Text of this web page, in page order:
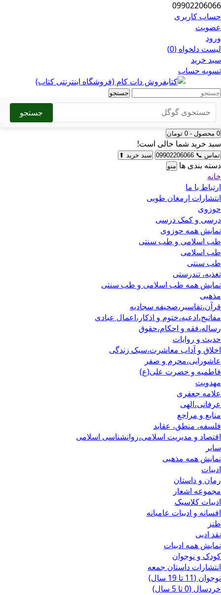
09902206066
حساب کاربری
عضویت
ورود
لیست دلخواه (0)
سبد خرید
تسویه حساب
جستجو
جستجو
0 محصول - 0 تومان
سبد خرید شما خالی است!
تماس 📞
09902206066 سبد خرید ⬆
دسته بندی ها منو
خانه
ارتباط با ما
انتشارات ارمغان طوبی
حوزوی
درسی و کمک درسی
نمایش همه حوزوی
طب اسلامی و طب سنتی
طب اسلامی
طب سنتی
تغذیه، تندرستی
نمایش همه طب اسلامی و طب سنتی
مذهبی
قرآن،تفاسیر،صحیفه سجادیه
مفاتیح،ادعیه،ختوم و اذکار،اعمال عبادی
رساله،فقه و احکام،حقوق
حدیث و روایات
اخلاق و آداب معاشرت،سبک زندگی
عاشورایی،محرم و صفر
فاطمیه و حضرت علی(ع)
مهدویت
علامه جعفری
عرفانی،الهی
منابع و مراجع
فلسفه، منطق، عقاید
اقتصاد و مدیریت اسلامی،روانشناسی اسلامی
سایر
نمایش همه مذهبی
ادبیات
رمان و داستان
مجموعه اشعار
ادبیات کلاسیک
افسانه و ادبیات عامیانه
طنز
نقد ادبی
نمایش همه ادبیات
کودک و نوجوان
انتشارات داستان جمعه
نوجوان (11 تا 19 سال)
خردسال (0 تا 5 سال)